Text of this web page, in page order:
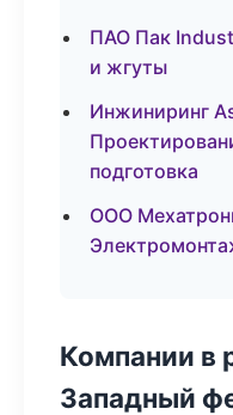
ПАО Пак
и жгуты
Инжиниринг
подготовка
ООО
Компании в
Западный